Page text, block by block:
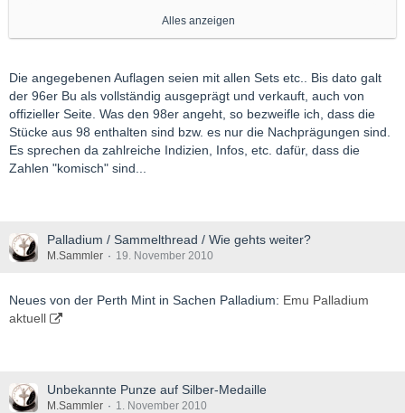
- beim Emu 1996 Bullion ist denke ich das Set mit Telefonkarte
nicht drin, das hat eine Auflage von 2500 Stück (ob die
- Der emu 1998 ist in 2 Abschnitten geprägt worden. ca. 750
Stück 1998 und ich denke an die 2000 im Jahr 2005 (oder war
es 2006?)
- Von den emus 1996-1998 sind im Jahr 2000 etliche in der
Schmelze gelandet. Davon sind die nachgeprägten 1998er nicht
betroffen. Das erklärt halbwegs die Häufigkeit wie oft die Emus
Gruß
Alles anzeigen
Die angegebenen Auflagen seien mit allen Sets etc.. Bis dato galt
der 96er Bu als vollständig ausgeprägt und verkauft, auch von
offizieller Seite. Was den 98er angeht, so bezweifle ich, dass die
Stücke aus 98 enthalten sind bzw. es nur die Nachprägungen sind.
Es sprechen da zahlreiche Indizien, Infos, etc. dafür, dass die
Zahlen "komisch" sind...
Palladium / Sammelthread / Wie gehts weiter?
M.Sammler 19. November 2010
Neues von der Perth Mint in Sachen Palladium: Emu Palladium
aktuell
Unbekannte Punze auf Silber-Medaille
M.Sammler 1. November 2010